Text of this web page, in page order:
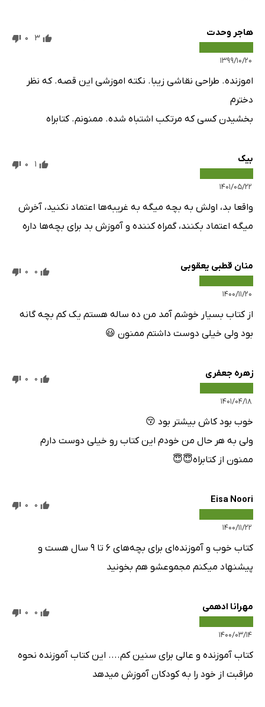
هاجر وحدت
۱۳۹۹/۱۰/۲۰
3
0
اموزنده. طراحی نقاشی زیبا. نکته اموزشی این قصه. که نظر
دخترم
بخشیدن کسی که مرتکب اشتباه شده. ممنونم. کتابراه
بیک
۱۴۰۱/۰۵/۲۲
1
0
واقعا بد، اولش به بچه میگه به غریبه‌ها اعتماد نکنید، آخرش
میگه اعتماد بکنند، گمراه کننده و آموزش بد برای بچه‌ها داره
منان قطبی یعقوبی
۱۴۰۰/۱۱/۲۰
0
0
از کتاب بسیار خوشم آمد من ده ساله هستم یک کم بچه گانه
بود ولی خیلی دوست داشتم ممنون 😃
زهره جعفری
۱۴۰۱/۰۴/۱۸
0
0
خوب بود کاش بیشتر بود 😚
ولی به هر حال من خودم این کتاب رو خیلی دوست دارم
ممنون از کتابراه😇😇
Eisa Noori
۱۴۰۰/۱۱/۲۲
0
0
کتاب خوب و آموزنده‌ای برای بچه‌های ۶ تا ۹ سال هست و
پیشنهاد میکنم مجموعشو هم بخونید
مهرانا ادهمی
۱۴۰۰/۰۳/۱۴
0
0
کتاب آموزنده و عالی برای سنین کم.... این کتاب آموزنده نحوه
مراقبت از خود را به کودکان آموزش میدهد